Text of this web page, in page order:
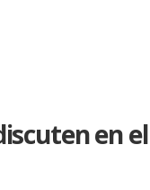
en el